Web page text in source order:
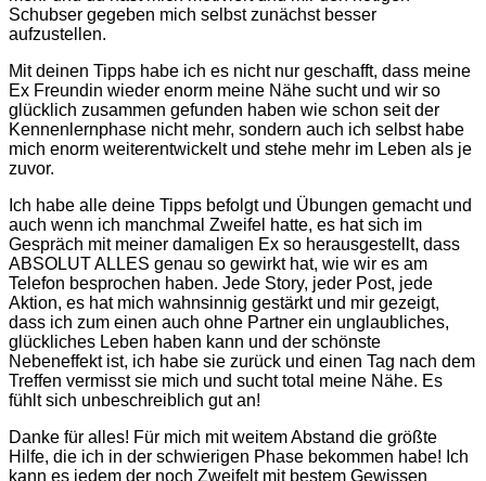
Schubser gegeben mich selbst zunächst besser
aufzustellen.
Mit deinen Tipps habe ich es nicht nur geschafft, dass meine
Ex Freundin wieder enorm meine Nähe sucht und wir so
glücklich zusammen gefunden haben wie schon seit der
Kennenlernphase nicht mehr, sondern auch ich selbst habe
mich enorm weiterentwickelt und stehe mehr im Leben als je
zuvor.
Ich habe alle deine Tipps befolgt und Übungen gemacht und
auch wenn ich manchmal Zweifel hatte, es hat sich im
Gespräch mit meiner damaligen Ex so herausgestellt, dass
ABSOLUT ALLES genau so gewirkt hat, wie wir es am
Telefon besprochen haben. Jede Story, jeder Post, jede
Aktion, es hat mich wahnsinnig gestärkt und mir gezeigt,
dass ich zum einen auch ohne Partner ein unglaubliches,
glückliches Leben haben kann und der schönste
Nebeneffekt ist, ich habe sie zurück und einen Tag nach dem
Treffen vermisst sie mich und sucht total meine Nähe. Es
fühlt sich unbeschreiblich gut an!
Danke für alles! Für mich mit weitem Abstand die größte
Hilfe, die ich in der schwierigen Phase bekommen habe! Ich
kann es jedem der noch Zweifelt mit bestem Gewissen